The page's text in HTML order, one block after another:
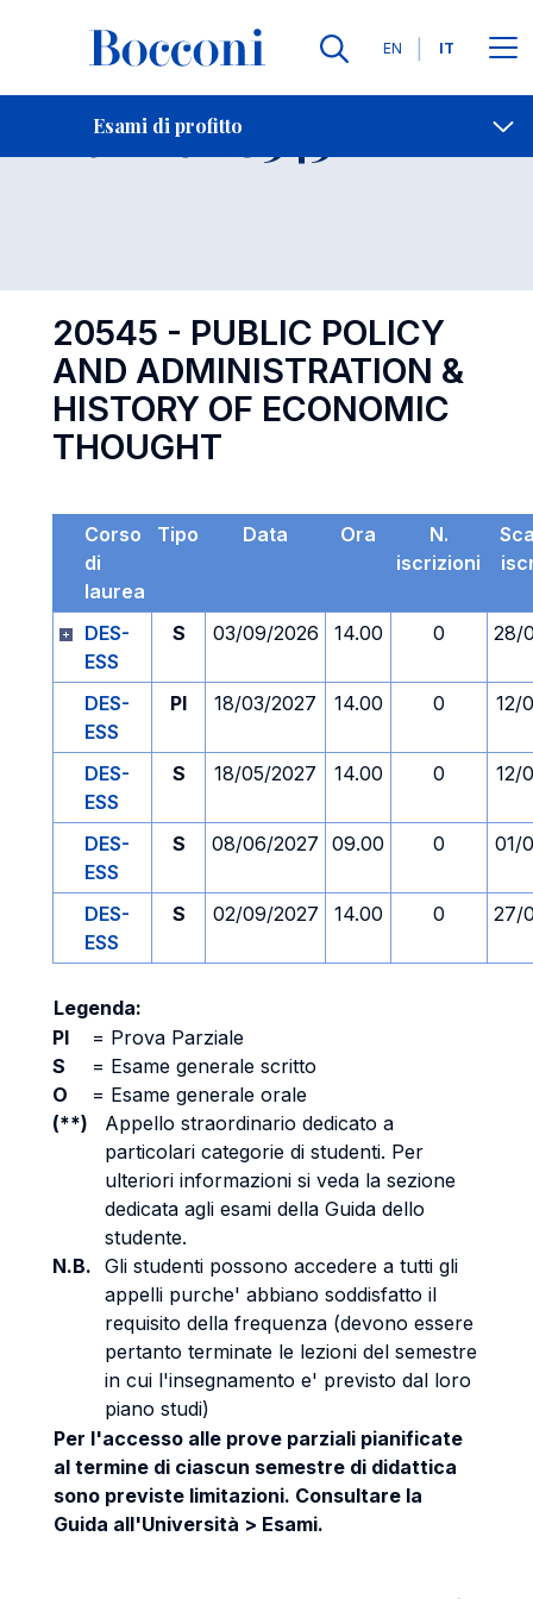
Lingue
EN IT
Esami di profitto
Contatti
Esame 20545 Open
20545 - PUBLIC POLICY
AND ADMINISTRATION &
HISTORY OF ECONOMIC
THOUGHT
Corso
di
laurea
Tipo Data Ora
N.
iscrizioni
DES-
ESS
S 03/09/2026 14.00 0 28/
DES-
ESS
PI 18/03/2027 14.00 0 12/
DES-
ESS
S 18/05/2027 14.00 0 12/
DES-
ESS
S 08/06/2027 09.00 0 01/
DES-
ESS
S 02/09/2027 14.00 0 27/
Legenda:
PI
= Prova Parziale
S
= Esame generale scritto
O
= Esame generale orale
(**)
Appello straordinario dedicato a
particolari categorie di studenti. Per
ulteriori informazioni si veda la sezione
dedicata agli esami della Guida dello
studente.
N.B. Gli studenti possono accedere a tutti gli
appelli purche' abbiano soddisfatto il
requisito della frequenza (devono essere
pertanto terminate le lezioni del semestre
in cui l'insegnamento e' previsto dal loro
piano studi)
Per l'accesso alle prove parziali pianificate
al termine di ciascun semestre di didattica
sono previste limitazioni. Consultare la
Guida all'Università > Esami.